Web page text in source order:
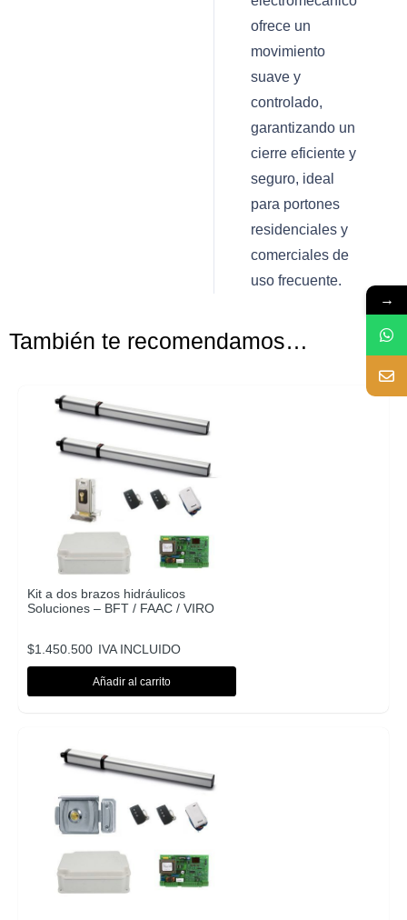
ofrece un
movimiento
suave y
controlado,
garantizando un
cierre eficiente y
seguro, ideal
para portones
residenciales y
comerciales de
uso frecuente.
También te recomendamos…
Kit a dos brazos hidráulicos
Soluciones – BFT / FAAC / VIRO
$1.450.500 IVA INCLUIDO
Añadir al carrito
→